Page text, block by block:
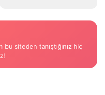
siteden tanıştığınız hiç